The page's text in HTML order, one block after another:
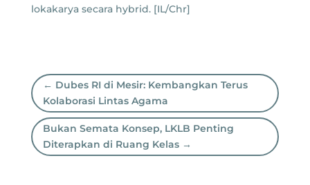
lokakarya secara hybrid. [IL/Chr]
← Dubes RI di Mesir: Kembangkan Terus
Kolaborasi Lintas Agama
Bukan Semata Konsep, LKLB Penting
Diterapkan di Ruang Kelas→